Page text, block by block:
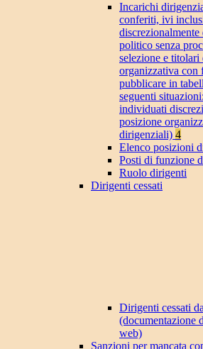
Incarichi
conferiti, ivi
politico senza
selezione e
organizzativa con
pubblicare in
seguenti
individuati
posizione
dirigenziali) 4
Elenco posizioni
Posti di funzione
Ruolo dirigenti
Dirigenti cessati
Dirigenti cessati
(documentazione
web)
Sanzioni per mancata